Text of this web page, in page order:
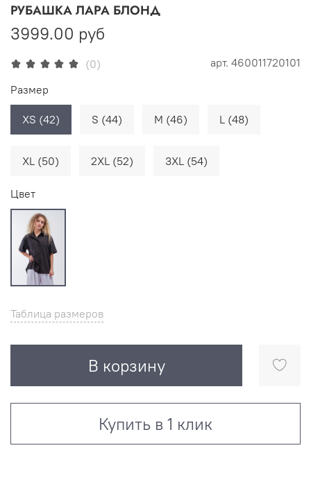
(0) арт. 460011720101
РУБАШКА ЛАРА БЛОНД
3999.00 руб
Таблица размеров
В корзину
Купить в 1 клик
Размер
XS (42) S (44) M (46) L (48)
XL (50) 2XL (52) 3XL (54)
Цвет